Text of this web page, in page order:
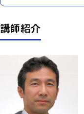
講師紹介